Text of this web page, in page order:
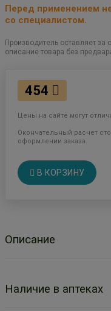
Перед применением
со специалистом.
Производитель оставляет
описание товара без
454
Цены на сайте могут
Окончательный расчет
оформлении заказа.
В КОРЗИНУ
Описание
Наличие в аптеках